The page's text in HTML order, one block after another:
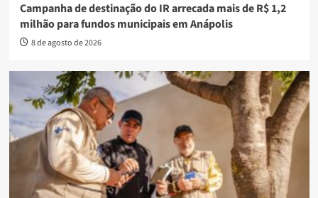
Campanha de destinação do IR arrecada mais de R$ 1,2
milhão para fundos municipais em Anápolis
8 de agosto de 2026